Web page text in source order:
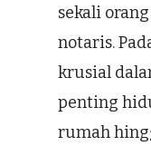
sekali
notaris.
krusial
penting
rumah